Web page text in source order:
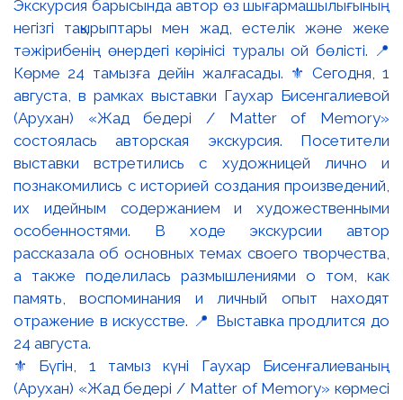
⚜️ Бүгін, 1 тамыз күні Гаухар Бисенғалиеваның
(Арухан) «Жад бедері / Matter of Memory» көрмесі